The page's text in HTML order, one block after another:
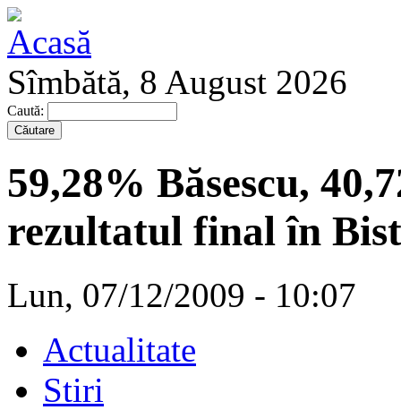
Sîmbătă, 8 August 2026
Caută:
59,28% Băsescu,
rezultatul final în
Lun, 07/12/2009 - 10:07
Actualitate
Stiri